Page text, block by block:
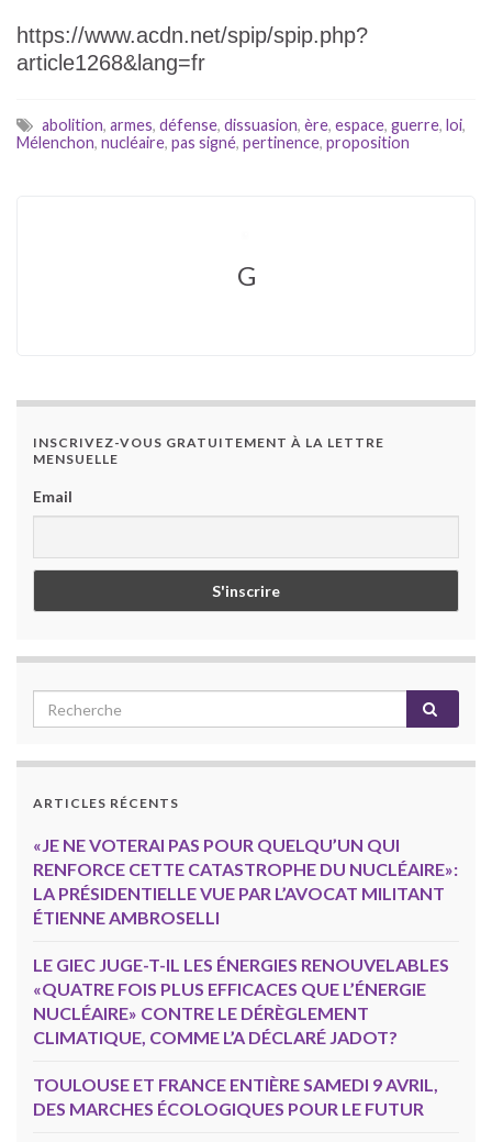
https://www.acdn.net/spip/spip.php?
article1268&lang=fr
abolition, armes, défense, dissuasion, ère, espace, guerre, loi,
Mélenchon, nucléaire, pas signé, pertinence, proposition
G
INSCRIVEZ-VOUS GRATUITEMENT À LA LETTRE
MENSUELLE
Email
ARTICLES RÉCENTS
«JE NE VOTERAI PAS POUR QUELQU’UN QUI
RENFORCE CETTE CATASTROPHE DU NUCLÉAIRE»:
LA PRÉSIDENTIELLE VUE PAR L’AVOCAT MILITANT
ÉTIENNE AMBROSELLI
LE GIEC JUGE-T-IL LES ÉNERGIES RENOUVELABLES
«QUATRE FOIS PLUS EFFICACES QUE L’ÉNERGIE
NUCLÉAIRE» CONTRE LE DÉRÈGLEMENT
CLIMATIQUE, COMME L’A DÉCLARÉ JADOT?
TOULOUSE ET FRANCE ENTIÈRE SAMEDI 9 AVRIL,
DES MARCHES ÉCOLOGIQUES POUR LE FUTUR